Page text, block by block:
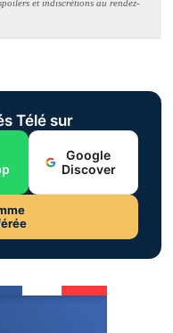
et indiscrétions au rendez-
Télé sur
Google
Discover